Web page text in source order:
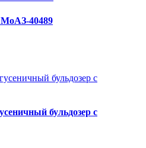
МоАЗ-40489
бульдозер с